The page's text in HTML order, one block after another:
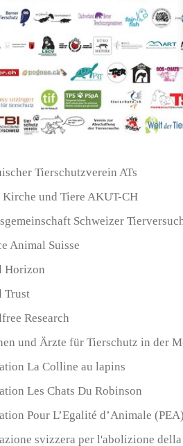
Tierschutzverein ATs
und Tiere AKUT-CH
Schweizer
Animal Suisse
Horizon
Trust
Research
und Ärzte für Tierschutz in der
La Colline au lapins
Les Chats Du Robinson
Pour L’Egalité d’Animale (PEA)
svizzera per l'abolizione